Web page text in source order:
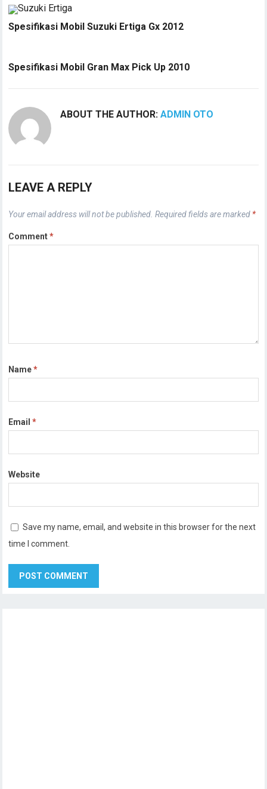
Spesifikasi Mobil Suzuki Ertiga Gx 2012
Spesifikasi Mobil Gran Max Pick Up 2010
ABOUT THE AUTHOR:ADMIN OTO
LEAVE A REPLY
Your email address will not be published. Required fields are marked *
Comment*
Name*
Email*
Website
Save my name, email, and website in this browser for the next
time I comment.